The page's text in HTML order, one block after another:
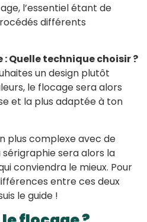
l’essentiel étant de
différents
Quelle technique choisir ?
un design plutôt
le flocage sera alors
et la plus adaptée à ton
plus complexe avec de
sera alors la
conviendra le mieux. Pour
entre ces deux
le guide !